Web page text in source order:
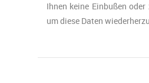
Ihnen keine Einbußen
um diese Daten